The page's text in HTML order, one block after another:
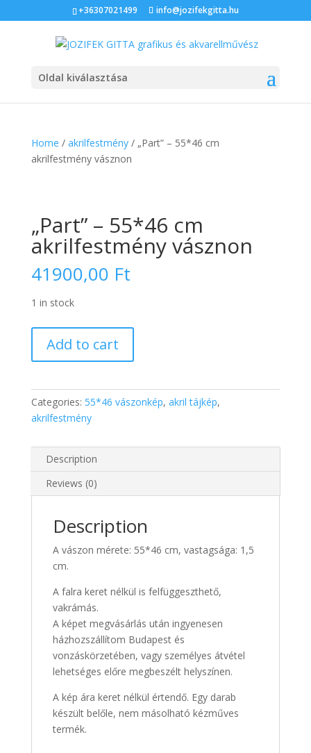
+36307021499 info@jozifekgitta.hu
Oldal kiválasztása
Home / akrilfestmény/ „Part” – 55*46 cm
akrilfestmény vásznon
„Part” – 55*46 cm
akrilfestmény vásznon
41900,00 Ft
1 in stock
55*46
akrilfestmény
vásznon
Add to cart
Categories: 55*46 vászonkép, akril tájkép,
akrilfestmény
Description
Reviews (0)
Description
A vászon mérete: 55*46 cm, vastagsága: 1,5
cm.
A falra keret nélkül is felfüggeszthető,
vakrámás.
A képet megvásárlás után ingyenesen
házhozszállítom Budapest és
vonzáskörzetében, vagy személyes átvétel
lehetséges előre megbeszélt helyszínen.
A kép ára keret nélkül értendő. Egy darab
készült belőle, nem másolható kézműves
termék.